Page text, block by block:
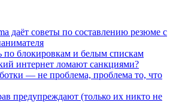
даёт советы по составлению резюме с
по блокировкам и белым спискам
интернет ломают санкциями?
— не проблема, проблема то, что
предупреждают (только их никто не